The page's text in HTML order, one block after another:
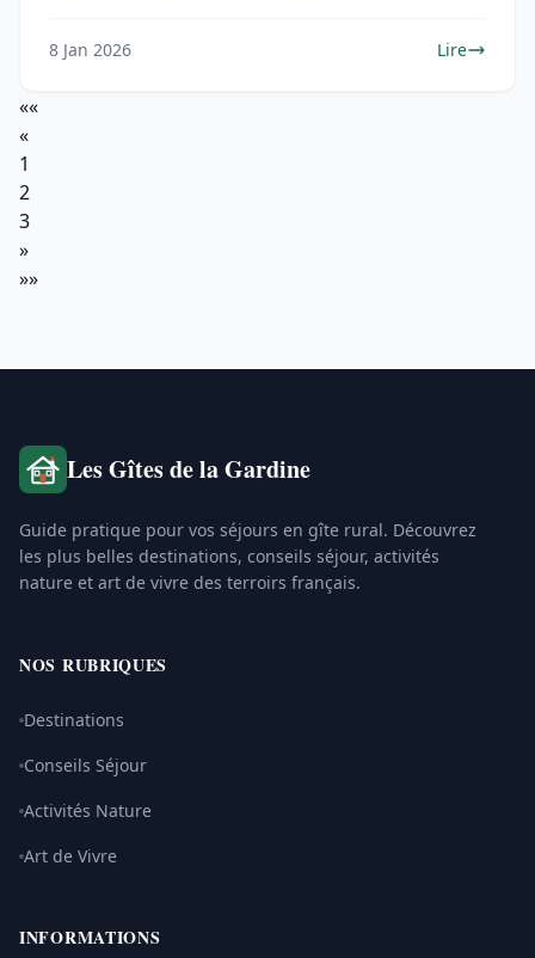
8 Jan 2026 Lire
««
«
1
2
3
»
»»
Les Gîtes de la Gardine
Guide pratique pour vos séjours en gîte rural. Découvrez
les plus belles destinations, conseils séjour, activités
nature et art de vivre des terroirs français.
NOS RUBRIQUES
Destinations
Conseils Séjour
Activités Nature
Art de Vivre
INFORMATIONS